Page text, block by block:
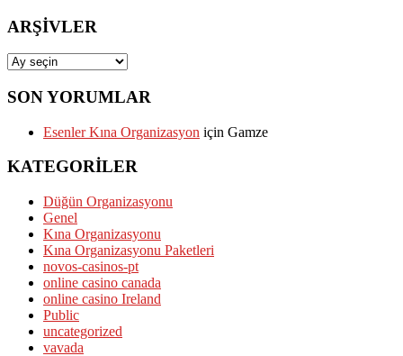
ARŞIVLER
Arşivler
SON YORUMLAR
Esenler Kına Organizasyon için Gamze
KATEGORILER
Düğün Organizasyonu
Genel
Kına Organizasyonu
Kına Organizasyonu Paketleri
novos-casinos-pt
online casino canada
online casino Ireland
Public
uncategorized
vavada